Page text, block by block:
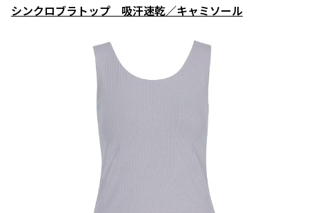
シンクロブラトップ 吸汗速乾／キャミソール